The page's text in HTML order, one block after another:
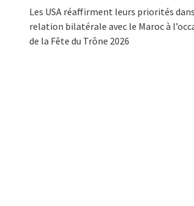
Les USA réaffirment leurs priorités
relation bilatérale avec le Maroc à
de la Fête du Trône 2026